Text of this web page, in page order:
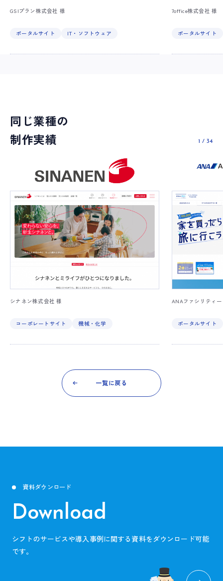
GSIプラン株式会社 様
ポータルサイト IT・ソフトウェア
7office株式会社 様
ポータルサイト
同じ業種の
制作実績
1 / 34
シナネン株式会社 様
コーポレートサイト 機械・化学
ANAファシリティ
ポータルサイト
一覧に戻る
資料ダウンロード
Download
シフトのサービスや導入事例に関する資料をダウンロード可能
です。